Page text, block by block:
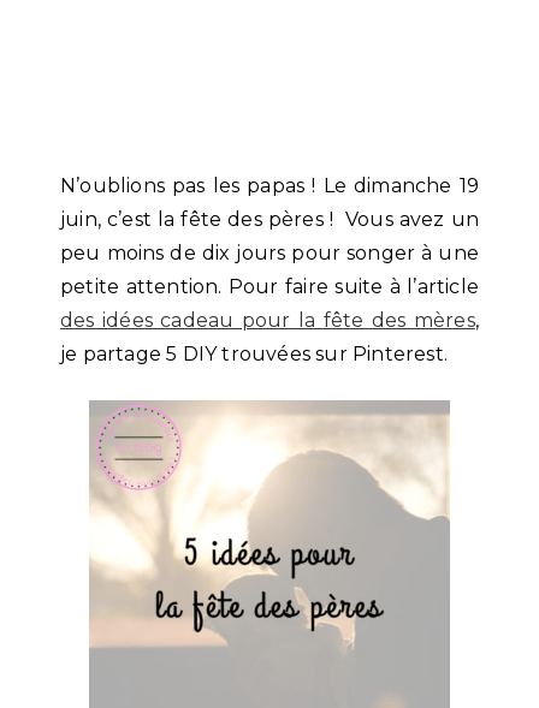
N’oublions pas les papas ! Le dimanche 19
juin, c’est la fête des pères ! Vous avez un
peu moins de dix jours pour songer à une
petite attention. Pour faire suite à l’article
des idées cadeau pour la fête des mères,
je partage 5 DIY trouvées sur Pinterest.